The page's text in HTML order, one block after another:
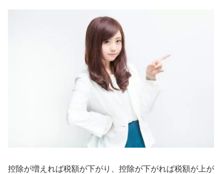
控除が増えれば税額が下がり、控除が下がれば税額が上が